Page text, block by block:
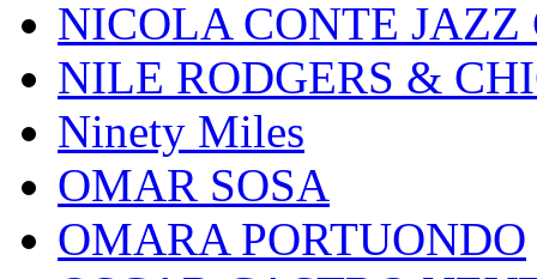
NICOLA CONTE JAZZ
NILE RODGERS &
Ninety Miles
OMAR SOSA
OMARA PORTUONDO